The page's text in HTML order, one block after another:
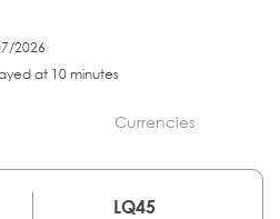
2026
at 10 minutes
Currencies
LQ45